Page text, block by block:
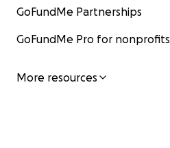
GoFundMe Partnerships
GoFundMe Pro for nonprofits
More resources